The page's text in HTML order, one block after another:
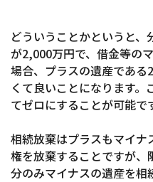
どういうことかというと
が2,000万円で、借金等の
場合、プラスの遺産であ
くて良いことになります
てゼロにすることが可能で
相続放棄はプラスもマイ
権を放棄することですが
分のみマイナスの遺産を相